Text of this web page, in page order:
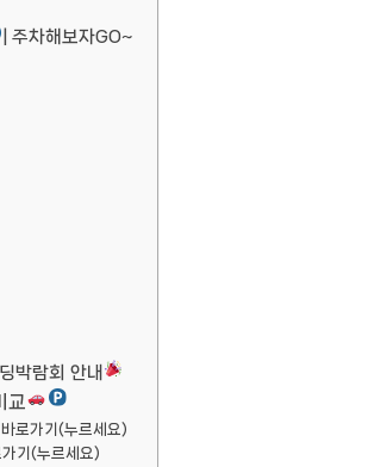
| 주차해보자GO~
박람회 안내
교
바로가기(누르세요)
가기(누르세요)